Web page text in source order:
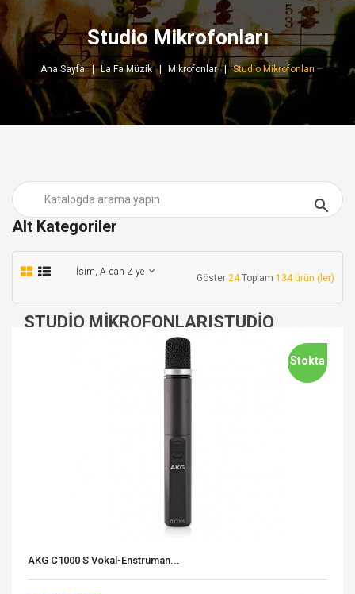
Studio Mikrofonları
Ana Sayfa La Fa Müzik Mikrofonlar Studio Mikrofonları

STUDIO MIKROFONLARISTUDIO
Alt Kategoriler
İsim, A dan Z ye
Göster 24Toplam 134 ürün (ler)
Stokta
AKG C1000 S Vokal-Enstrüman...